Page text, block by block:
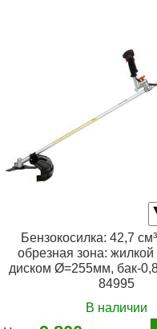
ручной вытяжной
Объем топливного бака: 1,2 л
катушка,
двухплечевой ранцевый ремень
Габариты упаковки:
Вес брутто: 10,100 г
Бензокосилка: 42,7
обрезная зона:
диском Ø=255мм, бак-
84995
В наличии